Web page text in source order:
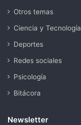
Otros temas
Ciencia y Tecnología
Deportes
Redes sociales
Psicología
Bitácora
Newsletter